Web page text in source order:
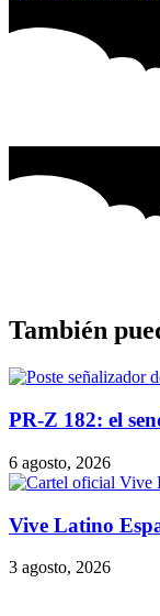
También
PR-Z 182: el
6 agosto, 2026
Vive Latino
3 agosto, 2026